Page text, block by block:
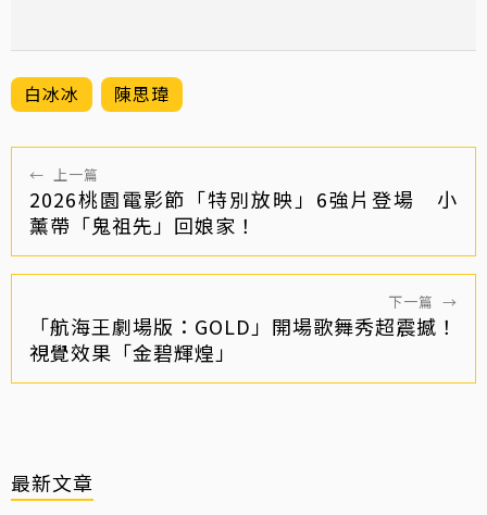
白冰冰 陳思瑋
← 上一篇
2026桃園電影節「特別放映」6強片登場 小
薰帶「鬼祖先」回娘家！
下一篇 →
「航海王劇場版：GOLD」開場歌舞秀超震撼！
視覺效果「金碧輝煌」
最新文章